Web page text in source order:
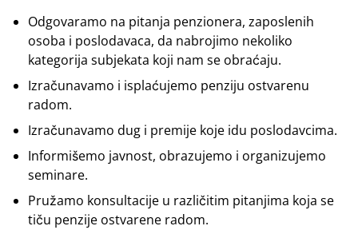
Odgovaramo na pitanja penzionera, zaposlenih
osoba i poslodavaca, da nabrojimo nekoliko
kategorija subjekata koji nam se obraćaju.
Izračunavamo i isplaćujemo penziju ostvarenu
radom.
Izračunavamo dug i premije koje idu poslodavcima.
Informišemo javnost, obrazujemo i organizujemo
seminare.
Pružamo konsultacije u različitim pitanjima koja se
tiču penzije ostvarene radom.